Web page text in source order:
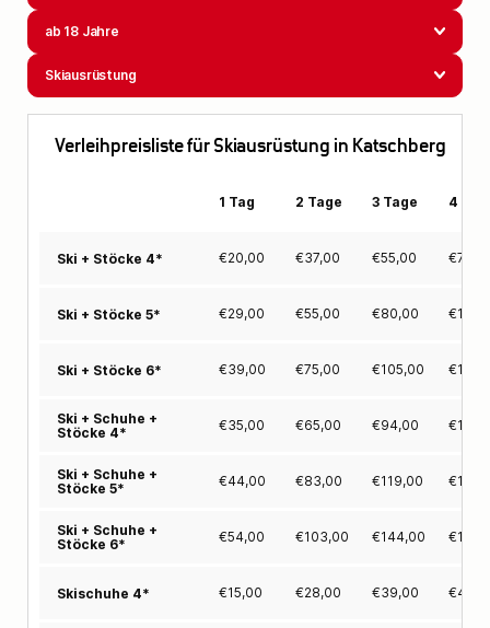
ab 18 Jahre
Skiausrüstung
Verleihpreisliste für Skiausrüstung in Katschberg
1 Tag 2 Tage 3 Tage 4
Ski + Stöcke 4* €20,00 €37,00 €55,00 €
Ski + Stöcke 5* €29,00 €55,00 €80,00 €
Ski + Stöcke 6* €39,00 €75,00 €105,00 €
Ski + Schuhe +
Stöcke 4*
€35,00 €65,00 €94,00 €
Ski + Schuhe +
Stöcke 5*
€44,00 €83,00 €119,00 €
Ski + Schuhe +
Stöcke 6*
€54,00 €103,00 €144,00 €
Skischuhe 4* €15,00 €28,00 €39,00 €